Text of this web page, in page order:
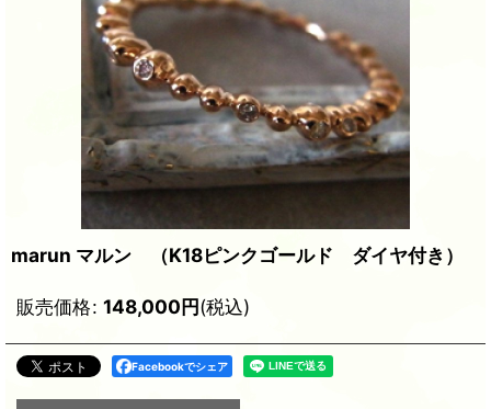
marun マルン （K18ピンクゴールド ダイヤ付き）
販売価格: 148,000円(税込)
Facebookでシェア